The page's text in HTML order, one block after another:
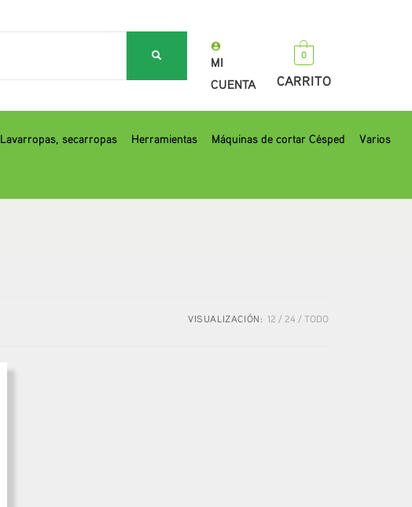
MI
CUENTA
0
CARRITO
⁠Lavarropas, secarropas Herramientas Máquinas de cortar Césped Varios
VISUALIZACIÓN: 12 24 TODO